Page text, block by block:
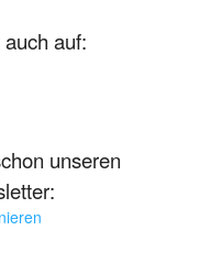
auf:
unseren